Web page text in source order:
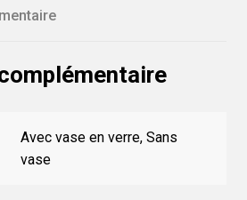
Avec vase en verre, Sans
vase